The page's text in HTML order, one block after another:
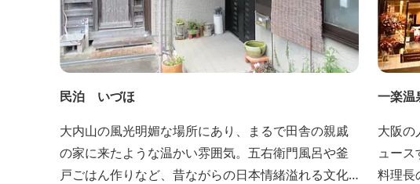
民泊 いづほ
大内山の風光明媚な場所にあり、まるで田舎の親戚
の家に来たような温かい雰囲気。五右衛門風呂や釜
戸ごはん作りなど、昔ながらの日本情緒溢れる文化
一楽
大阪の
ュース
料理長